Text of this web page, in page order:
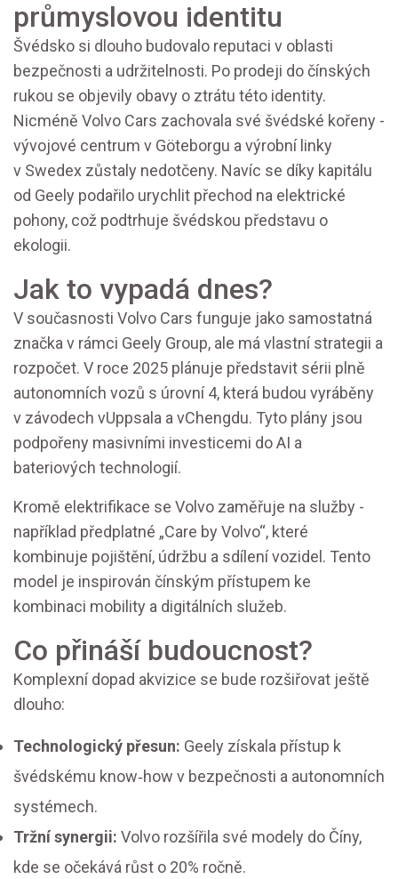
průmyslovou identitu
Švédsko si dlouho budovalo reputaci v oblasti
bezpečnosti a udržitelnosti. Po prodeji do čínských
rukou se objevily obavy o ztrátu této identity.
Nicméně Volvo Cars zachovala své švédské kořeny -
vývojové centrum v Göteborgu a výrobní linky
v Swedex zůstaly nedotčeny. Navíc se díky kapitálu
od Geely podařilo urychlit přechod na elektrické
pohony, což podtrhuje švédskou představu o
ekologii.
Jak to vypadá dnes?
V současnosti Volvo Cars funguje jako samostatná
značka v rámci Geely Group, ale má vlastní strategii a
rozpočet. V roce 2025 plánuje představit sérii plně
autonomních vozů s úrovní 4, která budou vyráběny
v závodech vUppsala a vChengdu. Tyto plány jsou
podpořeny masivními investicemi do AI a
bateriových technologií.
Kromě elektrifikace se Volvo zaměřuje na služby -
například předplatné „Care by Volvo“, které
kombinuje pojištění, údržbu a sdílení vozidel. Tento
model je inspirován čínským přístupem ke
kombinaci mobility a digitálních služeb.
Co přináší budoucnost?
Komplexní dopad akvizice se bude rozšiřovat ještě
dlouho:
Technologický přesun: Geely získala přístup k
švédskému know‑how v bezpečnosti a autonomních
systémech.
Tržní synergii: Volvo rozšířila své modely do Číny,
kde se očekává růst o 20% ročně.